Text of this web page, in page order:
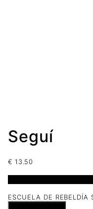
Seguí
€ 13.50
ESCUELA DE